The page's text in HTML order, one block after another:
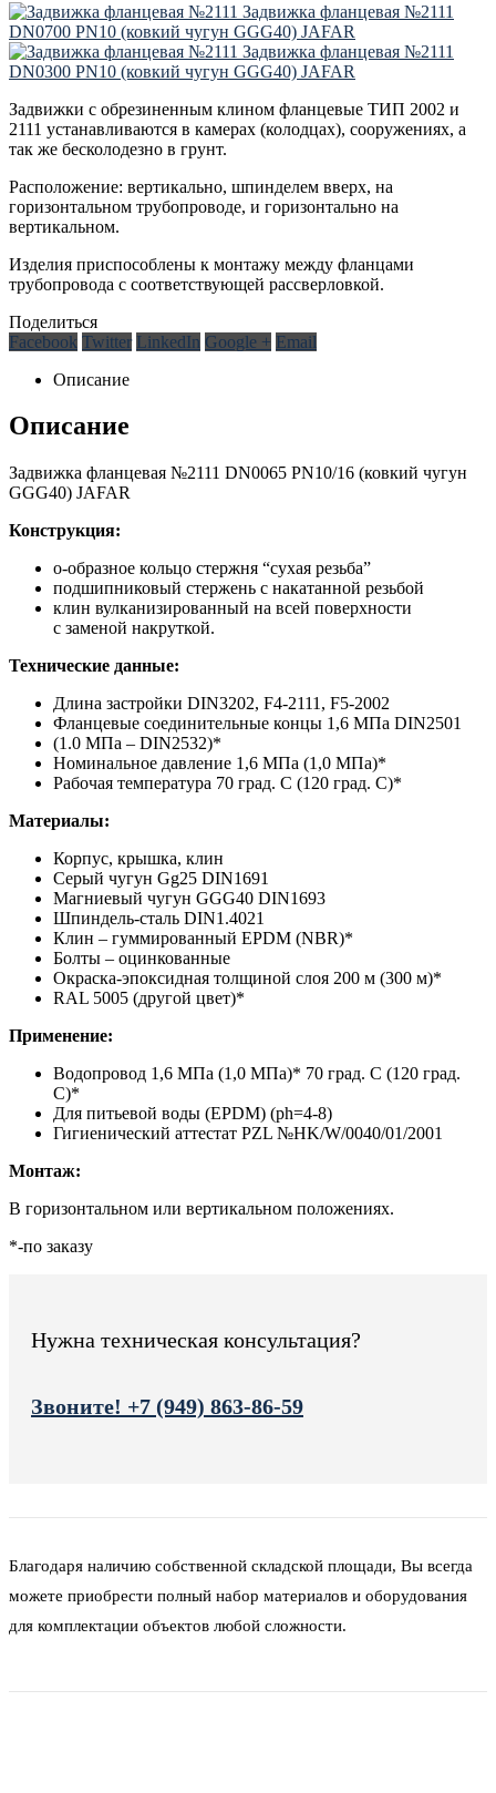
Задвижка фланцевая №2111
DN0700 PN10 (ковкий чугун GGG40) JAFAR
Задвижка фланцевая №2111
DN0300 PN10 (ковкий чугун GGG40) JAFAR
Задвижки с обрезиненным клином фланцевые ТИП 2002 и
2111 устанавливаются в камерах (колодцах), сооружениях, а
так же бесколодезно в грунт.
Расположение: вертикально, шпинделем вверх, на
горизонтальном трубопроводе, и горизонтально на
вертикальном.
Изделия приспособлены к монтажу между фланцами
трубопровода с соответствующей рассверловкой.
Поделиться
Facebook Twitter LinkedIn Google + Email
Описание
Описание
Задвижка фланцевая №2111 DN0065 PN10/16 (ковкий чугун
GGG40) JAFAR
Конструкция:
о-образное кольцо стержня “сухая резьба”
подшипниковый стержень с накатанной резьбой
клин вулканизированный на всей поверхности
с заменой накруткой.
Технические данные:
Длина застройки DIN3202, F4-2111, F5-2002
Фланцевые соединительные концы 1,6 МПа DIN2501
(1.0 МПа – DIN2532)*
Номинальное давление 1,6 МПа (1,0 МПа)*
Рабочая температура 70 град. С (120 град. С)*
Материалы:
Корпус, крышка, клин
Серый чугун Gg25 DIN1691
Магниевый чугун GGG40 DIN1693
Шпиндель-сталь DIN1.4021
Клин – гуммированный EPDM (NBR)*
Болты – оцинкованные
Окраска-эпоксидная толщиной слоя 200 м (300 м)*
RAL 5005 (другой цвет)*
Применение:
Водопровод 1,6 МПа (1,0 МПа)* 70 град. С (120 град.
С)*
Для питьевой воды (EPDM) (ph=4-8)
Гигиенический аттестат PZL №HK/W/0040/01/2001
Монтаж:
В горизонтальном или вертикальном положениях.
*-по заказу
Нужна техническая консультация?
Звоните! +7 (949) 863-86-59
Благодаря наличию собственной складской площади, Вы всегда
можете приобрести полный набор материалов и оборудования
для комплектации объектов любой сложности.